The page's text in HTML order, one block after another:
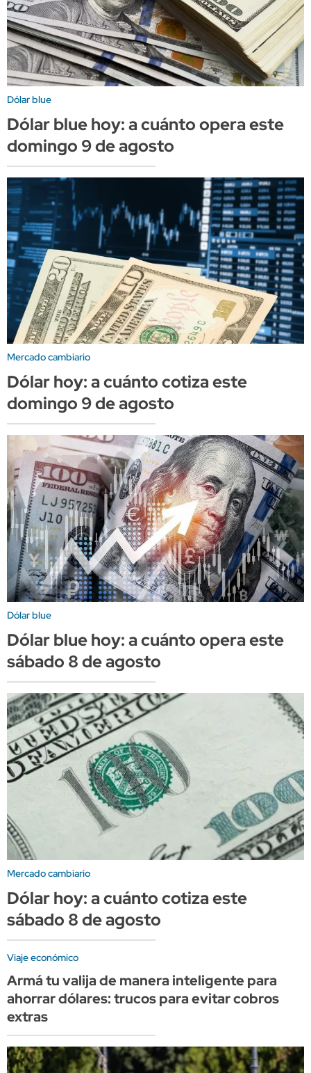
Dólar blue
Dólar blue hoy: a cuánto opera este
domingo 9 de agosto
Mercado cambiario
Dólar hoy: a cuánto cotiza este
domingo 9 de agosto
Dólar blue
Dólar blue hoy: a cuánto opera este
sábado 8 de agosto
Mercado cambiario
Dólar hoy: a cuánto cotiza este
sábado 8 de agosto
Viaje económico
Armá tu valija de manera inteligente para
ahorrar dólares: trucos para evitar cobros
extras